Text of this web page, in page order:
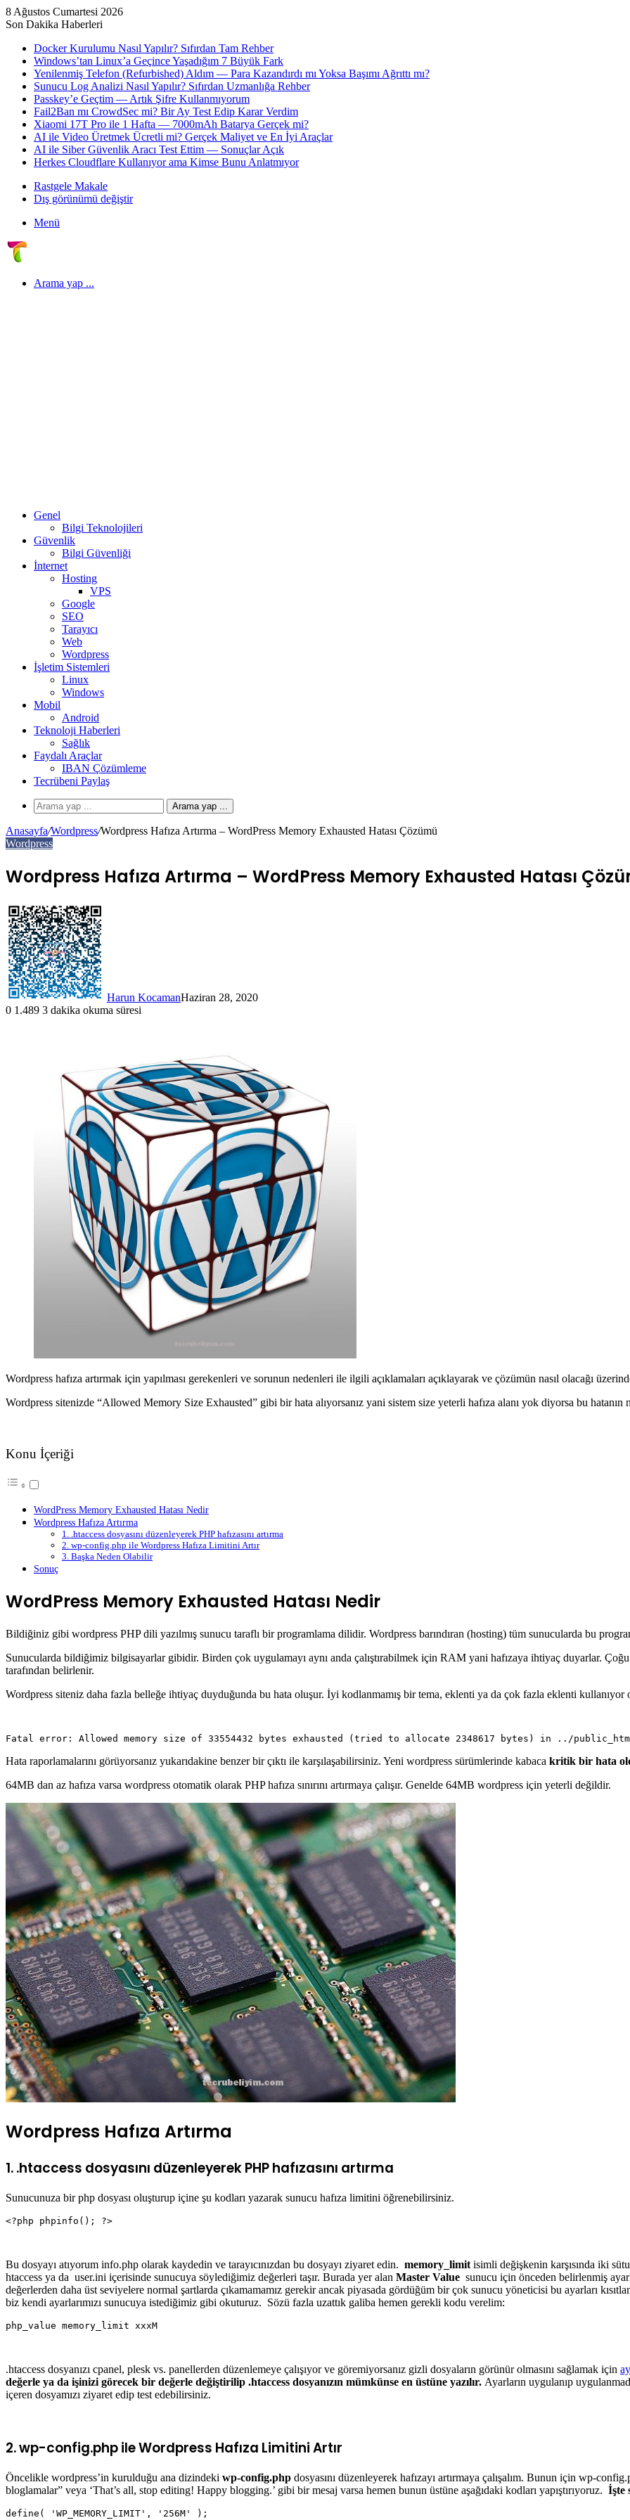
8 Ağustos Cumartesi 2026
Son Dakika Haberleri
Docker Kurulumu Nasıl Yapılır? Sıfırdan Tam Rehber
Windows’tan Linux’a Geçince Yaşadığım 7 Büyük Fark
Yenilenmiş Telefon (Refurbished) Aldım — Para Kazandırdı mı Yoksa Başımı Ağrıttı mı?
Sunucu Log Analizi Nasıl Yapılır? Sıfırdan Uzmanlığa Rehber
Passkey’e Geçtim — Artık Şifre Kullanmıyorum
Fail2Ban mı CrowdSec mi? Bir Ay Test Edip Karar Verdim
Xiaomi 17T Pro ile 1 Hafta — 7000mAh Batarya Gerçek mi?
AI ile Video Üretmek Ücretli mi? Gerçek Maliyet ve En İyi Araçlar
AI ile Siber Güvenlik Aracı Test Ettim — Sonuçlar Açık
Herkes Cloudflare Kullanıyor ama Kimse Bunu Anlatmıyor
Rastgele Makale
Dış görünümü değiştir
Menü
Arama yap ...
Genel
Bilgi Teknolojileri
Güvenlik
Bilgi Güvenliği
İnternet
Hosting
VPS
Google
SEO
Tarayıcı
Web
Wordpress
İşletim Sistemleri
Linux
Windows
Mobil
Android
Teknoloji Haberleri
Sağlık
Faydalı Araçlar
IBAN Çözümleme
Tecrübeni Paylaş
Arama yap ...
Anasayfa/Wordpress/Wordpress Hafıza Artırma – WordPress Memory Exhausted Hatası Çözümü
Wordpress
Wordpress Hafıza Artırma – WordPress Memory Exhausted Hatası
Harun KocamanHaziran 28, 2020
0 1.489 3 dakika okuma süresi
Wordpress hafıza artırmak için yapılması gerekenleri ve sorunun nedenleri ile ilgili açıklamaları açıklayarak ve çözümün nasıl olacağı
Wordpress sitenizde “Allowed Memory Size Exhausted” gibi bir hata alıyorsanız yani sistem size yeterli hafıza alanı yok diyorsa bu
Konu İçeriği
WordPress Memory Exhausted Hatası Nedir
Wordpress Hafıza Artırma
1. .htaccess dosyasını düzenleyerek PHP hafızasını artırma
2. wp-config.php ile Wordpress Hafıza Limitini Artır
3. Başka Neden Olabilir
Sonuç
WordPress Memory Exhausted Hatası Nedir
Bildiğiniz gibi wordpress PHP dili yazılmış sunucu taraflı bir programlama dilidir. Wordpress barındıran (hosting) tüm sunucularda bu
Sunucularda bildiğimiz bilgisayarlar gibidir. Birden çok uygulamayı aynı anda çalıştırabilmek için RAM yani hafızaya ihtiyaç duyarlar.
tarafından belirlenir.
Wordpress siteniz daha fazla belleğe ihtiyaç duyduğunda bu hata oluşur. İyi kodlanmamış bir tema, eklenti ya da çok fazla eklenti kullanıyor
Hata raporlamalarını görüyorsanız yukarıdakine benzer bir çıktı ile karşılaşabilirsiniz. Yeni wordpress sürümlerinde kabaca kritik bir hata
64MB dan az hafıza varsa wordpress otomatik olarak PHP hafıza sınırını artırmaya çalışır. Genelde 64MB wordpress için yeterli değildir.
Wordpress Hafıza Artırma
1. .htaccess dosyasını düzenleyerek PHP hafızasını artırma
Sunucunuza bir php dosyası oluşturup içine şu kodları yazarak sunucu hafıza limitini öğrenebilirsiniz.
<?php phpinfo(); ?>
Bu dosyayı atıyorum info.php olarak kaydedin ve tarayıcınızdan bu dosyayı ziyaret edin. memory_limit isimli değişkenin karşısında iki
htaccess ya da user.ini içerisinde sunucuya söylediğimiz değerleri taşır. Burada yer alan Master Value sunucu için önceden belirlenmiş
değerlerden daha üst seviyelere normal şartlarda çıkamamamız gerekir ancak piyasada gördüğüm bir çok sunucu yöneticisi bu ayarları
biz kendi ayarlarımızı sunucuya istediğimiz gibi okuturuz. Sözü fazla uzattık galiba hemen gerekli kodu verelim:
php_value memory_limit xxxM
.htaccess dosyanızı cpanel, plesk vs. panellerden düzenlemeye çalışıyor ve göremiyorsanız gizli dosyaların görünür olmasını sağlamak için
değerle ya da işinizi görecek bir değerle değiştirilip .htaccess dosyanızın mümkünse en üstüne yazılır. Ayarların uygulanıp
içeren dosyamızı ziyaret edip test edebilirsiniz.
2. wp-config.php ile Wordpress Hafıza Limitini Artır
Öncelikle wordpress’in kurulduğu ana dizindeki wp-config.php dosyasını düzenleyerek hafızayı artırmaya çalışalım. Bunun için wp-
bloglamalar” veya ‘That’s all, stop editing! Happy blogging.’ gibi bir mesaj varsa hemen bunun üstüne aşağıdaki kodları yapıştırıyoruz. İşte
define( 'WP_MEMORY_LIMIT', '256M' );